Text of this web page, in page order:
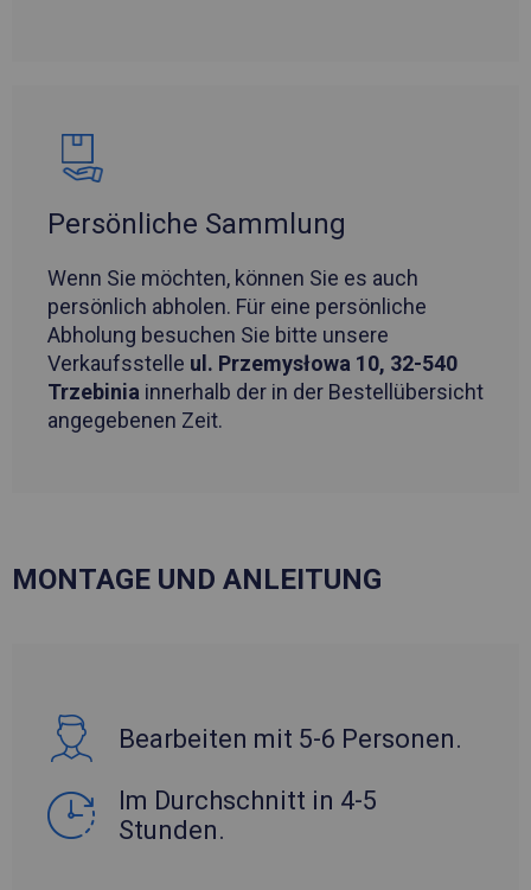
Persönliche Sammlung
Wenn Sie möchten, können Sie es auch
persönlich abholen. Für eine persönliche
Abholung besuchen Sie bitte unsere
Verkaufsstelle ul. Przemysłowa 10, 32-540
Trzebinia innerhalb der in der Bestellübersicht
angegebenen Zeit.
MONTAGE UND ANLEITUNG
Bearbeiten mit 5-6 Personen.
Im Durchschnitt in 4-5
Stunden.